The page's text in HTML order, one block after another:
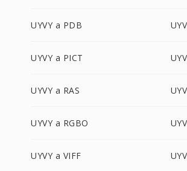
UYVY a PDB
UYVY a PICT
UYVY a RAS
UYVY a RGBO
UYVY a VIFF